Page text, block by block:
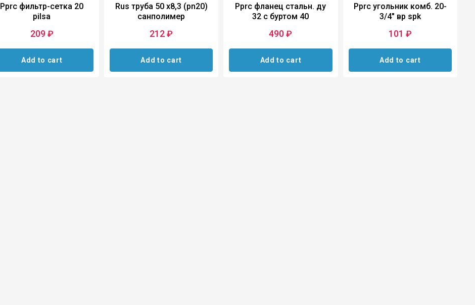
Pprc фильтр-сетка 20
pilsa
209 ₽
Add to cart
Rus труба 50 х8,3 (pn20)
санполимер
212₽
Add to cart
Pprc фланец стальн. ду
32 с буртом 40
490₽
Add to cart
Pprc угольник комб. 20-
3/4″ вр spk
101 ₽
Add to cart